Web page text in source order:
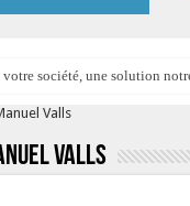
société, une solution
Valls
Valls